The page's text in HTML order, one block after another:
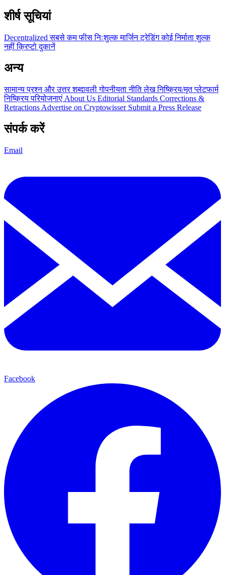
शीर्ष सूचियां
Decentralizedसबसे कम फीसनिःशुल्कमार्जिन ट्रेडिंगकोई निर्माता शुल्क
नहींक्रिप्टो दुकानें
अन्य
सामान्य प्रश्न और उत्तरशब्दावलीगोपनीयता नीतिलेखनिष्क्रिय/मृत प्लेटफार्म
निष्क्रिय परियोजनाएं About Us Editorial Standards Corrections &
Retractions Advertise on Cryptowisser Submit a Press Release
संपर्क करें
Email
Facebook